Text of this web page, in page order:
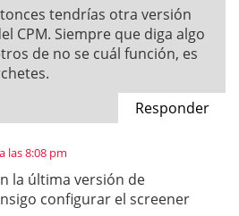
tendrías otra versión
CPM. Siempre que diga algo
de no se cuál función, es
Responder
las 8:08 pm
la última versión de
configurar el screener